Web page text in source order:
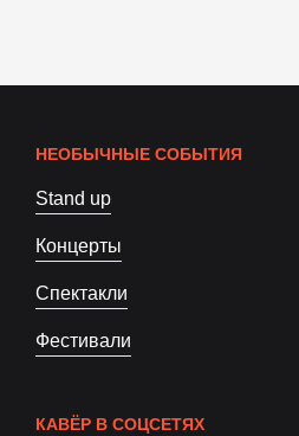
НЕОБЫЧНЫЕ СОБЫТИЯ
Stand up
Концерты
Спектакли
Фестивали
КАВЁР В СОЦСЕТЯХ